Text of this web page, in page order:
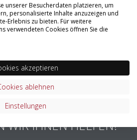
WIR IHNEN HELFEN?
unserer Besucherdaten platzieren, um
personalisierte Inhalte anzuzeigen und
Erlebnis zu bieten. Für weitere
verwendeten Cookies öffnen Sie die
akzeptieren
ablehnen
Einstellungen